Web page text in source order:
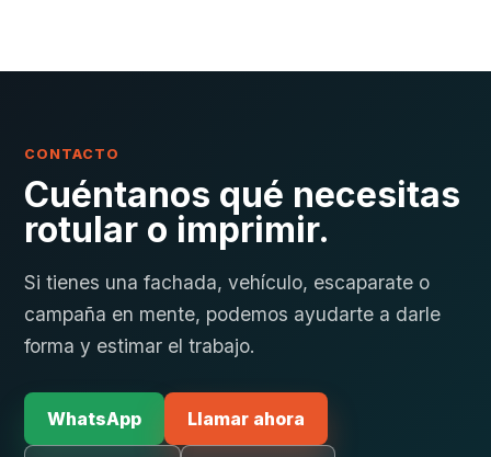
CONTACTO
Cuéntanos qué necesitas
rotular o imprimir.
Si tienes una fachada, vehículo, escaparate o
campaña en mente, podemos ayudarte a darle
forma y estimar el trabajo.
WhatsApp Llamar ahora